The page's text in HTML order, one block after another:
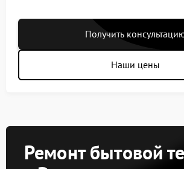
Получить
Наши цены
Ремонт бытовой